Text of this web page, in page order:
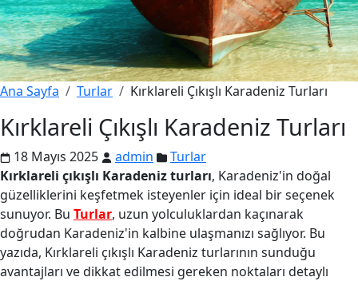
Ana Sayfa Turlar Kırklareli Çıkışlı Karadeniz Turları
Kırklareli Çıkışlı Karadeniz Turları
18 Mayıs 2025 admin
Turlar
Kırklareli çıkışlı Karadeniz turları, Karadeniz'in doğal
güzelliklerini keşfetmek isteyenler için ideal bir seçenek
sunuyor. Bu Turlar, uzun yolculuklardan kaçınarak
doğrudan Karadeniz'in kalbine ulaşmanızı sağlıyor. Bu
yazıda, Kırklareli çıkışlı Karadeniz turlarının sunduğu
avantajları ve dikkat edilmesi gereken noktaları detaylı